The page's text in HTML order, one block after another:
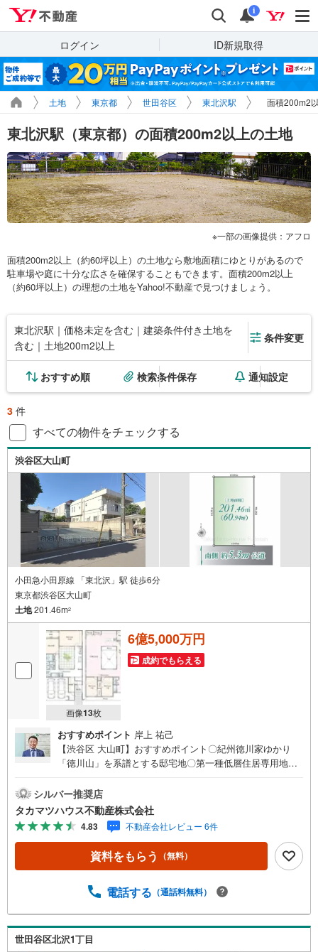
検索 通知
i
ログイン ID新規取得
土地 東京都 世田谷区 東北沢駅 面積200m2
東北沢駅（東京都）の面積200m2以上の土地
一部の画像提供：アフロ
面積200m2以上（約60坪以上）の土地なら敷地面積にゆとりがあるので
駐車場や庭に十分な広さを確保することもできます。面積200m2以上
（約60坪以上）の理想の土地をYahoo!不動産で見つけましょう。
東北沢駅｜価格未定を含む｜建築条件付き土地を
含む｜土地200m2以上
条件変更
おすすめ順 検索条件保存 通知設定
3 件
すべての物件をチェックする
渋谷区大山町
小田急小田原線 「東北沢」駅 徒歩6分
東京都渋谷区大山町
土地201.46m2
画像13枚
6億5,000万円
成約でもらえる
おすすめポイント 岸上 祐己
【渋谷区 大山町】おすすめポイント〇紀州徳川家ゆかり
「徳川山」を系譜とする邸宅地〇第一種低層住居専用地域
たゆとりある街並み〇前面道路5.3m公道・南向きで陽の光
がしっかりと注ぎます〇代々木上原駅徒歩10分、小田急
線・千代田線利用可能で都心方面へのアクセス良好〇建築
条件無、お好きなハウスメーカーで建築可能〇接道間口10.
96m、並列で複数台の車を駐車可能※車種による制限がござ
いますライフインフォメーション〇Odakyu OX代々木上原
トストア笹塚店 約950m〇まいばすけっと北沢4丁目店
デ代々木上原店 約800m〇代々木大山公園 約450m〇世
田谷区立北沢公園 約290m〇代々木公園 約1900m〇西原
小学校 約890m〇代々木中学校 約1400m
シルバー推奨店
タカマツハウス不動産株式会社
4.83 不動産会社レビュー 6件
資料をもらう （無料）
電話する （通話料無料）
世田谷区北沢1丁目